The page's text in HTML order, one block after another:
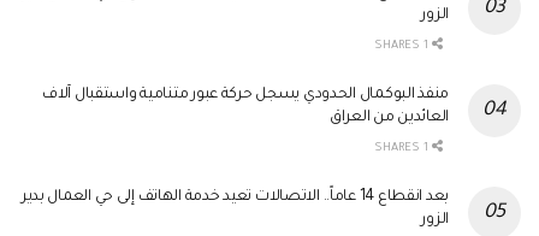
الزور
منفذ البوكمال الحدودي يسجل حركة عبور متنامية واستقبال آلاف
العائدين من العراق
بعد انقطاع 14 عاماً.. الاتصالات تعيد خدمة الهاتف إلى حي العمال بدير
الزور